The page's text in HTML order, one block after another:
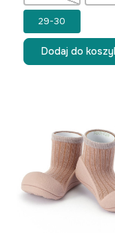
29-30
Dodaj do